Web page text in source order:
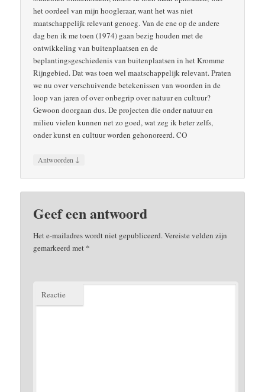
het oordeel van mijn hoogleraar, want het was niet
maatschappelijk relevant genoeg. Van de ene op de andere
dag ben ik me toen (1974) gaan bezig houden met de
ontwikkeling van buitenplaatsen en de
beplantingsgeschiedenis van buitenplaatsen in het Kromme
Rijngebied. Dat was toen wel maatschappelijk relevant. Praten
we nu over verschuivende betekenissen van woorden in de
loop van jaren of over onbegrip over natuur en cultuur?
Gewoon doorgaan dus. De projecten die onder natuur en
milieu vielen kunnen net zo goed, wat zeg ik beter zelfs,
onder kunst en cultuur worden gehonoreerd. CO
Antwoorden ↓
Geef een antwoord
Het e-mailadres wordt niet gepubliceerd.Vereiste velden zijn
gemarkeerd met *
Reactie